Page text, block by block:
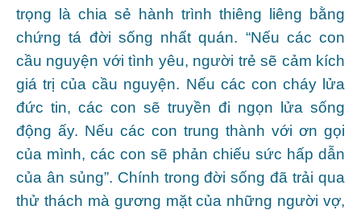
trọng là chia sẻ hành trình thiêng liêng bằng
chứng tá đời sống nhất quán. “Nếu các con
cầu nguyện với tình yêu, người trẻ sẽ cảm kích
giá trị của cầu nguyện. Nếu các con cháy lửa
đức tin, các con sẽ truyền đi ngọn lửa sống
động ấy. Nếu các con trung thành với ơn gọi
của mình, các con sẽ phản chiếu sức hấp dẫn
của ân sủng”. Chính trong đời sống đã trải qua
thử thách mà gương mặt của những người vợ,